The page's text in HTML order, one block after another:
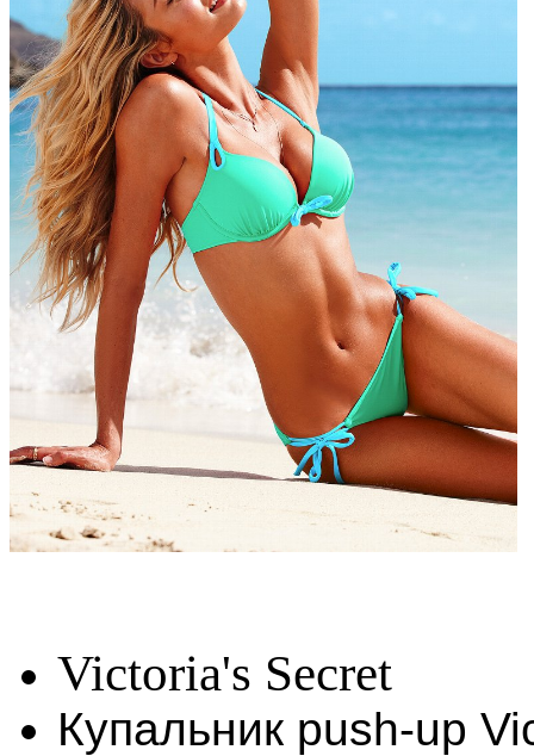
Victoria's Secret
Купальник push-up